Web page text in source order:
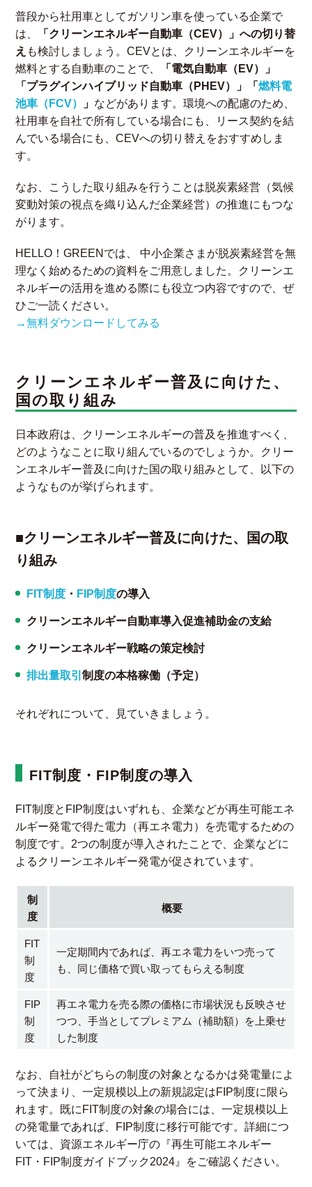
普段から社用車としてガソリン車を使っている企業で
は、
「クリーンエネルギー自動車（CEV）」への切り替
え も検討しましょう。CEVとは、クリーンエネルギーを
燃料とする自動車のことで、
「電気自動車（EV）」
「プラグインハイブリッド自動車（PHEV）」「燃料電
池車（FCV）
」 などがあります。環境への配慮のため、
社用車を自社で所有している場合にも、リース契約を結
んでいる場合にも、CEVへの切り替えをおすすめしま
す。
なお、こうした取り組みを行うことは脱炭素経営（気候
変動対策の視点を織り込んだ企業経営）の推進にもつな
がります。
HELLO！GREENでは、 中小企業さまが脱炭素経営を無
理なく始めるための資料をご用意しました。クリーンエ
ネルギーの活用を進める際にも役立つ内容ですので、ぜ
ひご一読ください。
→無料ダウンロードしてみる
クリーンエネルギー普及に向けた、
国の取り組み
日本政府は、クリーンエネルギーの普及を推進すべく、
どのようなことに取り組んでいるのでしょうか。クリー
ンエネルギー普及に向けた国の取り組みとして、以下の
ようなものが挙げられます。
■クリーンエネルギー普及に向けた、国の取
り組み
FIT制度 ・ FIP制度の導入
クリーンエネルギー自動車導入促進補助金の支給
クリーンエネルギー戦略の策定検討
排出量取引制度の本格稼働（予定）
それぞれについて、見ていきましょう。
FIT制度・FIP制度の導入
FIT制度とFIP制度はいずれも、企業などが再生可能エネ
ルギー発電で得た電力（再エネ電力）を売電するための
制度です。2つの制度が導入されたことで、企業などに
よるクリーンエネルギー発電が促されています。
制
度
概要
FIT
制
度
一定期間内であれば、再エネ電力をいつ売って
も、同じ価格で買い取ってもらえる制度
FIP
制
度
再エネ電力を売る際の価格に市場状況も反映させ
つつ、手当としてプレミアム（補助額）を上乗せ
した制度
なお、自社がどちらの制度の対象となるかは発電量によ
って決まり、一定規模以上の新規認定はFIP制度に限ら
れます。既にFIT制度の対象の場合には、一定規模以上
の発電量であれば、FIP制度に移行可能です。詳細につ
いては、資源エネルギー庁の『再生可能エネルギー
FIT・FIP制度ガイドブック2024 』をご確認ください。